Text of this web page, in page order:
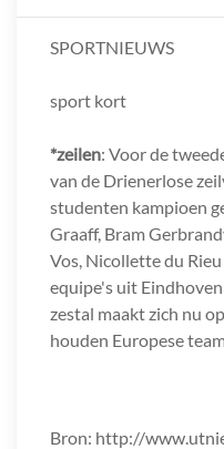
SPORTNIEUWS
sport kort
*zeilen: Voor de
van de Drienerlose
studenten kampioen
Graaff, Bram
Vos, Nicollette du
equipe's uit
zestal maakt zich nu
houden Europese
Bron: http://